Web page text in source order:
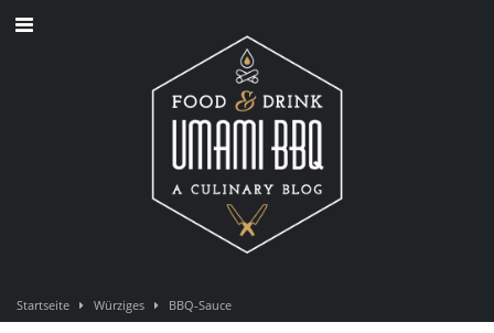
zum
Startseite Würziges BBQ-Sauce